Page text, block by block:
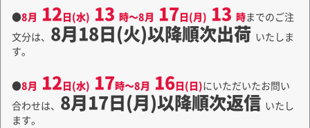
●8月 12日(水) 13 時～8月 17日(月) 13 時までのご注
文分は、 8月18日(火)以降順次出荷 いたしま
す。
●8月 12日(水) 17時～8月 16日(日)にいただいたお問い
合わせは、 8月17日(月)以降順次返信 いたし
ます。